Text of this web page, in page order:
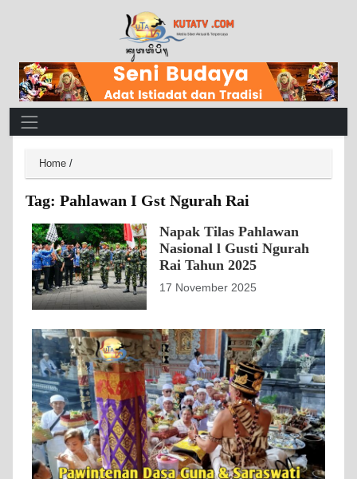
Main Navigation
Home /
Tag: Pahlawan I Gst Ngurah Rai
Napak Tilas Pahlawan
Nasional l Gusti Ngurah
Rai Tahun 2025
17 November 2025